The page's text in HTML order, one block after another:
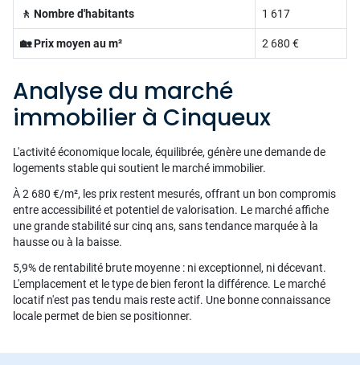
🚶 Nombre d'habitants 1 617
🏡 Prix moyen au m² 2 680 €
Analyse du marché
immobilier à Cinqueux
L'activité économique locale, équilibrée, génère une demande de
logements stable qui soutient le marché immobilier.
À 2 680 €/m², les prix restent mesurés, offrant un bon compromis
entre accessibilité et potentiel de valorisation. Le marché affiche
une grande stabilité sur cinq ans, sans tendance marquée à la
hausse ou à la baisse.
5,9% de rentabilité brute moyenne : ni exceptionnel, ni décevant.
L'emplacement et le type de bien feront la différence. Le marché
locatif n'est pas tendu mais reste actif. Une bonne connaissance
locale permet de bien se positionner.